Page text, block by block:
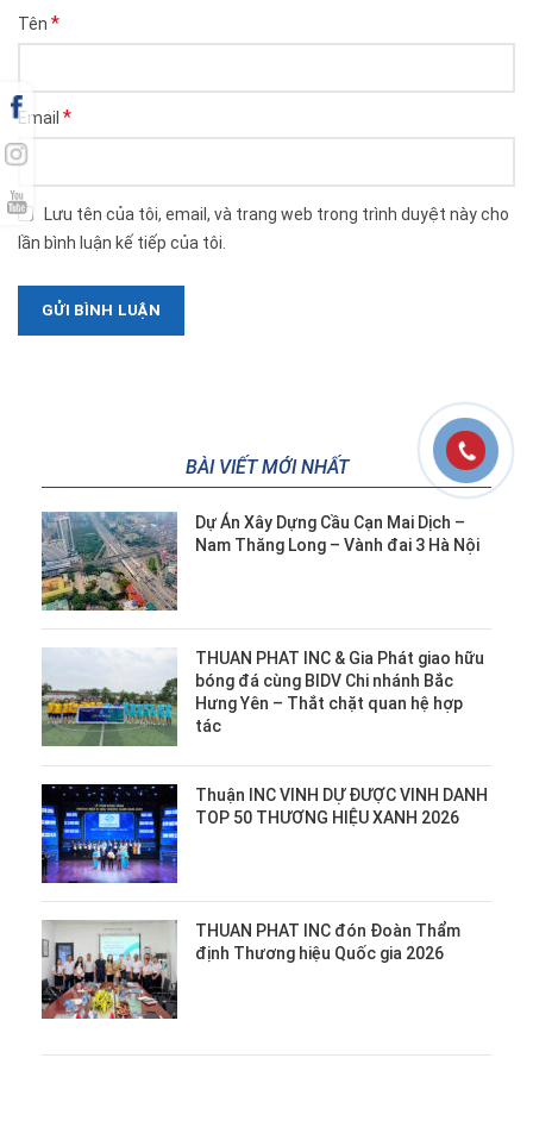
Tên *
Email *
Lưu tên của tôi, email, và trang web trong trình duyệt này cho
lần bình luận kế tiếp của tôi.
BÀI VIẾT MỚI NHẤT
Dự Án Xây Dựng Cầu Cạn Mai Dịch –
Nam Thăng Long – Vành đai 3 Hà Nội
THUAN PHAT INC & Gia Phát giao hữu
bóng đá cùng BIDV Chi nhánh Bắc
Hưng Yên – Thắt chặt quan hệ hợp
tác
Thuận INC VINH DỰ ĐƯỢC VINH DANH
TOP 50 THƯƠNG HIỆU XANH 2026
THUAN PHAT INC đón Đoàn Thẩm
định Thương hiệu Quốc gia 2026